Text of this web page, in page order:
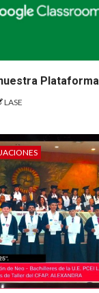
Plataforma
LASE